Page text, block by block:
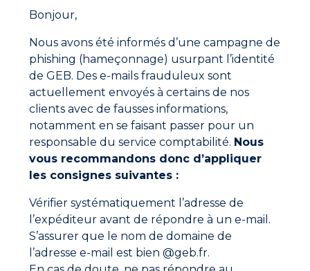
G81 NETTOYANT CORPS DE CHAUFFE
Bonjour,
Nous avons été informés d’une campagne de
phishing (hameçonnage) usurpant l’identité
de GEB. Des e-mails frauduleux sont
actuellement envoyés à certains de nos
clients avec de fausses informations,
notamment en se faisant passer pour un
responsable du service comptabilité. Nous
vous recommandons donc d’appliquer
les consignes suivantes :
Vérifier systématiquement l’adresse de
l’expéditeur avant de répondre à un e-mail.
S’assurer que le nom de domaine de
l’adresse e-mail est bien @geb.fr.